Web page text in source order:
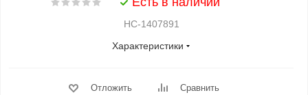
НС-1407891
Характеристики
Отложить Сравнить